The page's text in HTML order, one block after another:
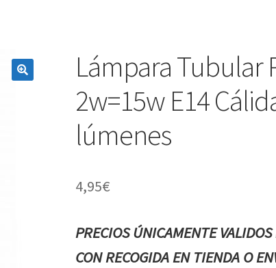
Lámpara Tubular
2w=15w E14
lúmenes
4,95€
PRECIOS ÚNICAMENTE
CON RECOGIDA EN TIENDA O